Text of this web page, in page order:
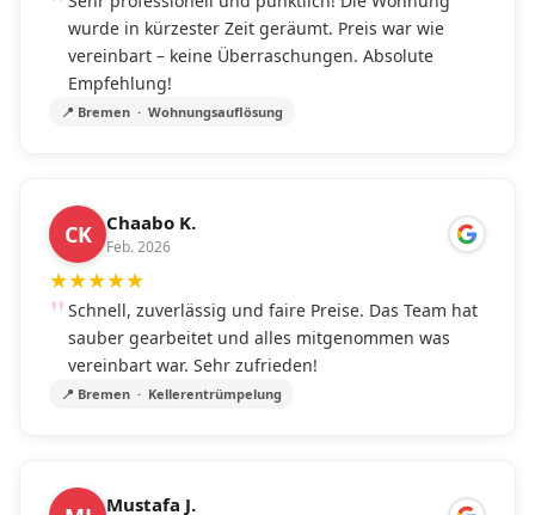
wurde in kürzester Zeit geräumt. Preis war wie
vereinbart – keine Überraschungen. Absolute
Empfehlung!
📍 Bremen · Wohnungsauflösung
CK Chaabo K.
Feb. 2026
★★★★★
Schnell, zuverlässig und faire Preise. Das Team hat
sauber gearbeitet und alles mitgenommen was
vereinbart war. Sehr zufrieden!
📍 Bremen · Kellerentrümpelung
Mustafa J.